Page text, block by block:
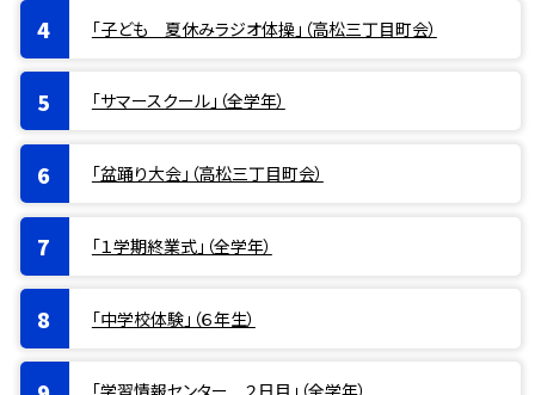
「子ども 夏休みラジオ体操」（高松三丁目町会）
「サマースクール」（全学年）
「盆踊り大会」（高松三丁目町会）
「１学期終業式」（全学年）
「中学校体験」（６年生）